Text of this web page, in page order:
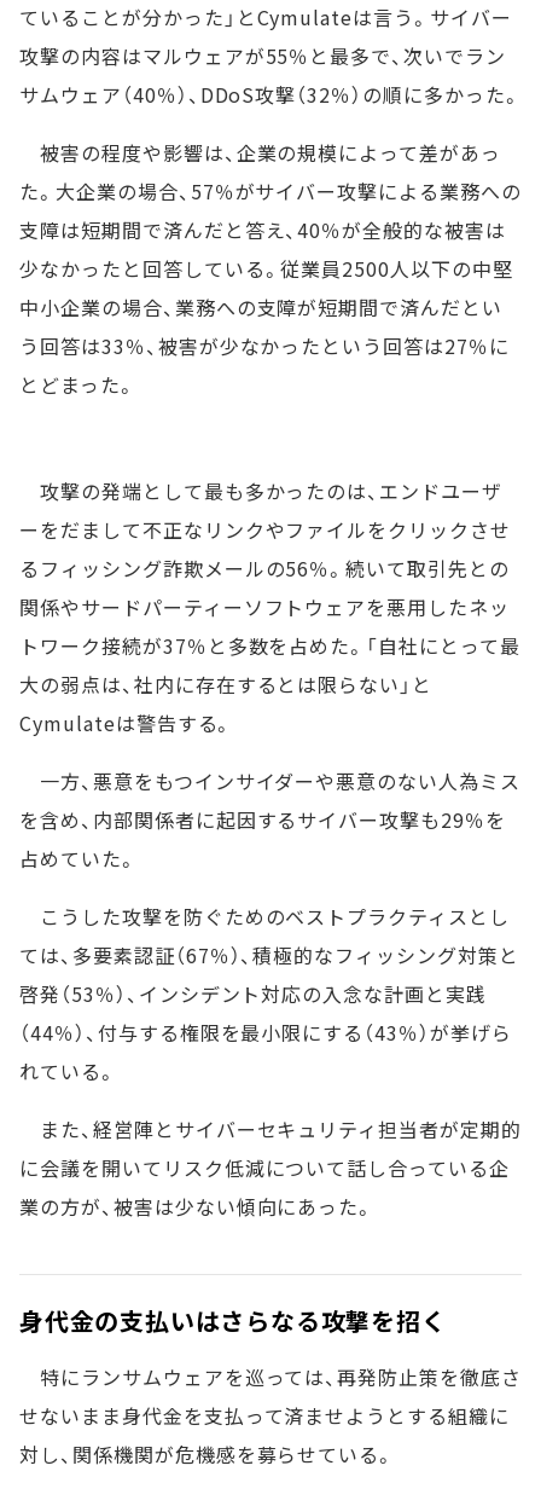
ていることが分かった」とCymulateは言う。サイバー
攻撃の内容はマルウェアが55％と最多で、次いでラン
サムウェア（40％）、DDoS攻撃（32％）の順に多かった。
被害の程度や影響は、企業の規模によって差があっ
た。大企業の場合、57％がサイバー攻撃による業務への
支障は短期間で済んだと答え、40％が全般的な被害は
少なかったと回答している。従業員2500人以下の中堅
中小企業の場合、業務への支障が短期間で済んだとい
う回答は33％、被害が少なかったという回答は27％に
とどまった。
攻撃の発端として最も多かったのは、エンドユーザ
ーをだまして不正なリンクやファイルをクリックさせ
るフィッシング詐欺メールの56％。続いて取引先との
関係やサードパーティーソフトウェアを悪用したネッ
トワーク接続が37％と多数を占めた。「自社にとって最
大の弱点は、社内に存在するとは限らない」と
Cymulateは警告する。
一方、悪意をもつインサイダーや悪意のない人為ミス
を含め、内部関係者に起因するサイバー攻撃も29％を
占めていた。
こうした攻撃を防ぐためのベストプラクティスとし
ては、多要素認証（67％）、積極的なフィッシング対策と
啓発（53％）、インシデント対応の入念な計画と実践
（44％）、付与する権限を最小限にする（43％）が挙げら
れている。
また、経営陣とサイバーセキュリティ担当者が定期的
に会議を開いてリスク低減について話し合っている企
業の方が、被害は少ない傾向にあった。
身代金の支払いはさらなる攻撃を招く
特にランサムウェアを巡っては、再発防止策を徹底さ
せないまま身代金を支払って済ませようとする組織に
対し、関係機関が危機感を募らせている。